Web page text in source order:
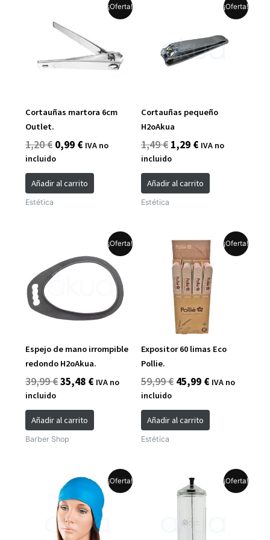
¡Oferta!
Cortauñas martora 6cm
Outlet.
1,20€
original
1,20 €.
0,99 €
precio
es:
0,99 €.
IVA no
incluido
Añadir al carrito
Estética
¡Oferta!
Cortauñas pequeño
H2oAkua
1,49€
era:
1,49 €.
1,29 €
precio
es:
1,29 €.
IVA no
incluido
Añadir al carrito
Estética
¡Oferta!
Espejo de mano irrompible
redondo H2oAkua.
39,99€
precio
original
35,48 €
precio
actual
35,48 €.
IVA no
incluido
Añadir al carrito
Barber Shop
¡Oferta!
Expositor 60 limas Eco
Pollie.
59,99€
El
precio
original
era:
59,99 €.
45,99 €
El
precio
actual
es:
45,99 €.
IVA no
incluido
Añadir al carrito
Estética
¡Oferta!
precio
original
era:
7,99 €.
El
precio
actual
es:
7,20 €.
¡Oferta!
precio
original
era:
21,90 €.
precio